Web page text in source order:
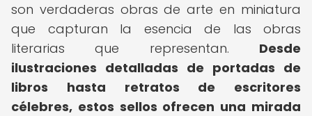
son verdaderas obras de arte en miniatura
que capturan la esencia de las obras
literarias que representan. Desde
ilustraciones detalladas de portadas de
libros hasta retratos de escritores
célebres, estos sellos ofrecen una mirada